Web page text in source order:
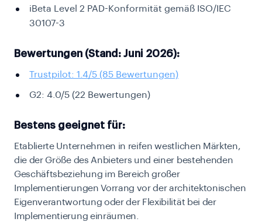
iBeta Level 2 PAD-Konformität gemäß ISO/IEC
30107-3
Bewertungen (Stand: Juni 2026):
Trustpilot: 1.4/5 (85 Bewertungen)
G2: 4.0/5 (22 Bewertungen)
Bestens geeignet für:
Etablierte Unternehmen in reifen westlichen Märkten,
die der Größe des Anbieters und einer bestehenden
Geschäftsbeziehung im Bereich großer
Implementierungen Vorrang vor der architektonischen
Eigenverantwortung oder der Flexibilität bei der
Implementierung einräumen.